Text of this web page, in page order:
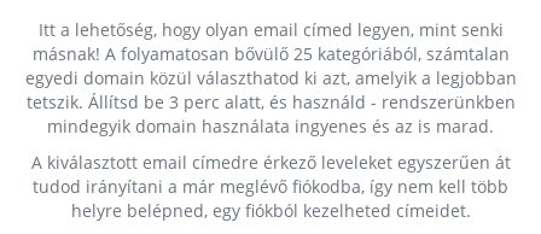
Itt a lehetőség, hogy olyan email címed legyen, mint senki
másnak! A folyamatosan bővülő 25 kategóriából, számtalan
egyedi domain közül választhatod ki azt, amelyik a legjobban
tetszik. Állítsd be 3 perc alatt, és használd - rendszerünkben
mindegyik domain használata ingyenes és az is marad.
A kiválasztott email címedre érkező leveleket egyszerűen át
tudod irányítani a már meglévő fiókodba, így nem kell több
helyre belépned, egy fiókból kezelheted címeidet.